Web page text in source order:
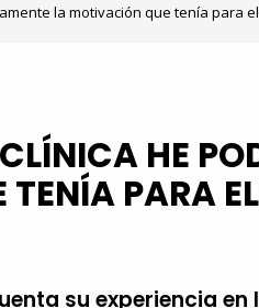
la motivación que tenía para
HE
PARA
su experiencia